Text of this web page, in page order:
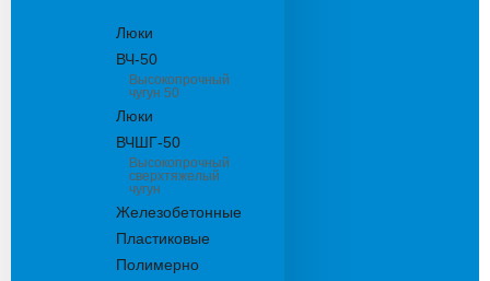
Люки
ВЧ-50
Высокопрочный
чугун 50
Люки
ВЧШГ-50
Высокопрочный
сверхтяжелый
чугун
Железобетонные
Пластиковые
Полимерно